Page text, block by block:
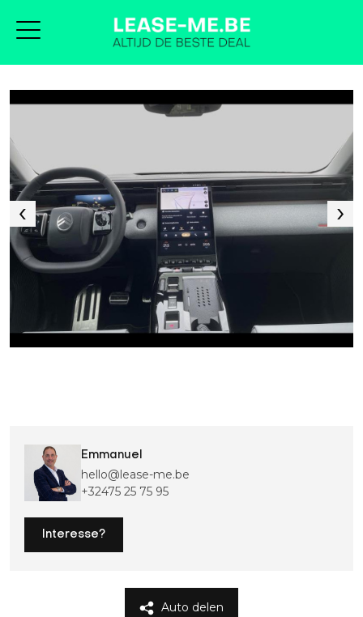
Emmanuel
hello@lease-me.be
+32475 25 75 95
Interesse?
Auto delen